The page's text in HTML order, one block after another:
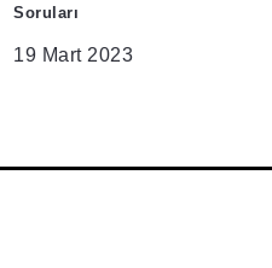
Soruları
19 Mart 2023